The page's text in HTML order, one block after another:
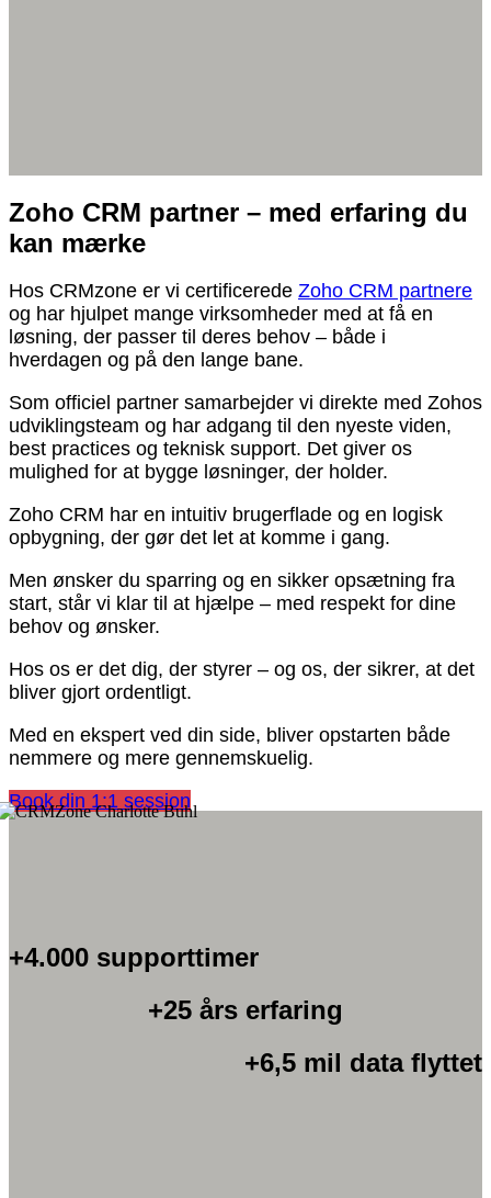
Zoho CRM partner – med erfaring du
kan mærke
Hos CRMzone er vi certificerede Zoho CRM partnere
og har hjulpet mange virksomheder med at få en
løsning, der passer til deres behov – både i
hverdagen og på den lange bane.
Som officiel partner samarbejder vi direkte med Zohos
udviklingsteam og har adgang til den nyeste viden,
best practices og teknisk support. Det giver os
mulighed for at bygge løsninger, der holder.
Zoho CRM har en intuitiv brugerflade og en logisk
opbygning, der gør det let at komme i gang.
Men ønsker du sparring og en sikker opsætning fra
start, står vi klar til at hjælpe – med respekt for dine
behov og ønsker.
Hos os er det dig, der styrer – og os, der sikrer, at det
bliver gjort ordentligt.
Med en ekspert ved din side, bliver opstarten både
nemmere og mere gennemskuelig.
Book din 1:1 session
+4.000 supporttimer
+25 års erfaring
+6,5 mil data flyttet